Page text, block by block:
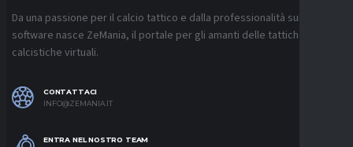
Da una passione per il calcio tattico e dalla professionalità sui
software nasce ZeMania, il portale per gli amanti delle tattiche
calcistiche virtuali.
CONTATTACI
INFO@ZEMANIA.IT
ENTRA NEL NOSTRO TEAM